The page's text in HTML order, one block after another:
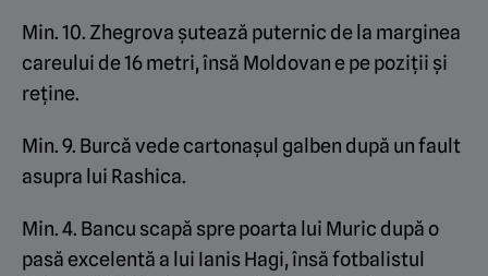
Min. 10. Zhegrova șutează puternic de la marginea
careului de 16 metri, însă Moldovan e pe poziții și
reține.
Min. 9. Burcă vede cartonașul galben după un fault
asupra lui Rashica.
Min. 4. Bancu scapă spre poarta lui Muric după o
pasă excelentă a lui Ianis Hagi, însă fotbalistul